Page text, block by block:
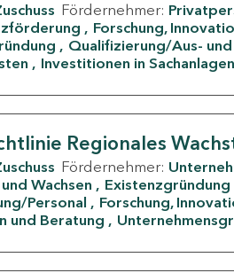
Fördernehmer:
Forschung,
Qualifizierung/Aus-
Investitionen in
Regionales
Fördernehmer:
Wachsen
Existenzgründung
Personal
Forschung,
und Beratung